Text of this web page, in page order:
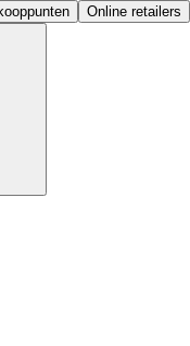
Online retailers